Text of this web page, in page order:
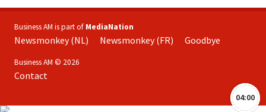
04:00
Business AM is part of MediaNation
Newsmonkey (NL) Newsmonkey (FR) Goodbye
Business AM © 2026
Contact